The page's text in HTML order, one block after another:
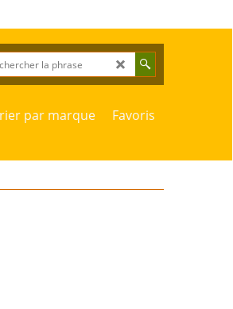
par marque Favoris